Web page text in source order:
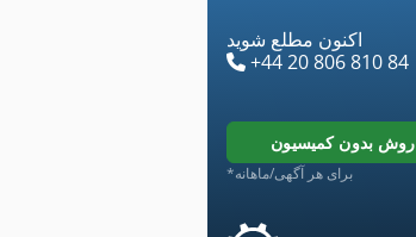
اکنون مطلع شوید
+44 20 806 810 84
فروش بدون کمیسیون
*برای هر آگهی/ماهانه